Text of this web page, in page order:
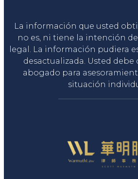
La información que usted
no es, ni tiene la intención
legal. La información pudiera
desactualizada. Usted debe
abogado para
situación